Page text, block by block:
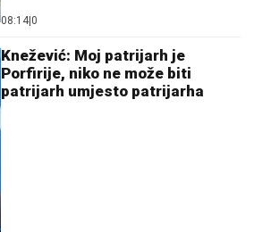
08:14|0
Knežević: Moj patrijarh je
Porfirije, niko ne može biti
patrijarh umjesto patrijarha